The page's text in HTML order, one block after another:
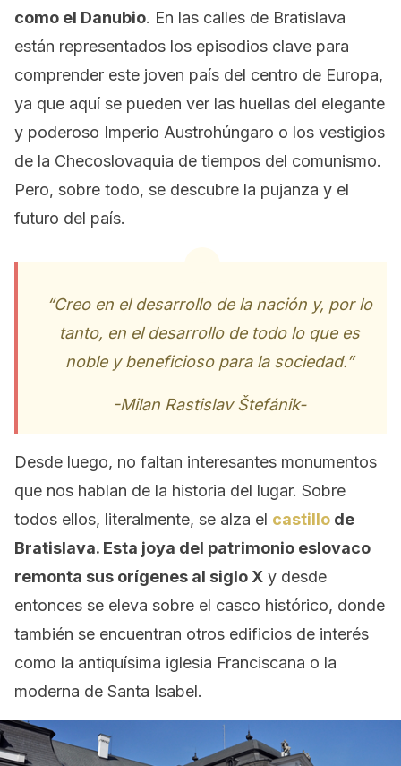
como el Danubio. En las calles de Bratislava
están representados los episodios clave para
comprender este joven país del centro de Europa,
ya que aquí se pueden ver las huellas del elegante
y poderoso Imperio Austrohúngaro o los vestigios
de la Checoslovaquia de tiempos del comunismo.
Pero, sobre todo, se descubre la pujanza y el
futuro del país.
“Creo en el desarrollo de la nación y, por lo
tanto, en el desarrollo de todo lo que es
noble y beneficioso para la sociedad.”
-Milan Rastislav Štefánik-
Desde luego, no faltan interesantes monumentos
que nos hablan de la historia del lugar. Sobre
todos ellos, literalmente, se alza el castillo de
Bratislava. Esta joya del patrimonio eslovaco
remonta sus orígenes al siglo X y desde
entonces se eleva sobre el casco histórico, donde
también se encuentran otros edificios de interés
como la antiquísima iglesia Franciscana o la
moderna de Santa Isabel.